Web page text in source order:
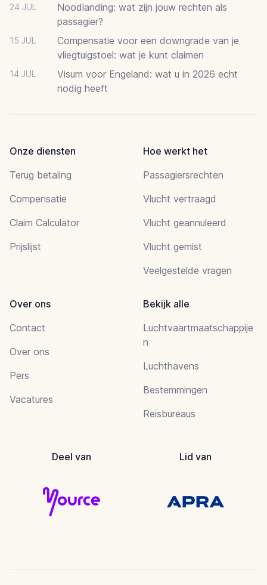
24 JUL
Noodlanding: wat zijn jouw rechten als
passagier?
15 JUL
Compensatie voor een downgrade van je
vliegtuigstoel: wat je kunt claimen
14 JUL
Visum voor Engeland: wat u in 2026 echt
nodig heeft
Onze diensten
Terug betaling
Compensatie
Claim Calculator
Prijslijst
Hoe werkt het
Passagiersrechten
Vlucht vertraagd
Vlucht geannuleerd
Vlucht gemist
Veelgestelde vragen
Over ons
Contact
Over ons
Pers
Vacatures
Bekijk alle
Luchtvaartmaatschappije
n
Luchthavens
Bestemmingen
Reisbureaus
Deel van Lid van